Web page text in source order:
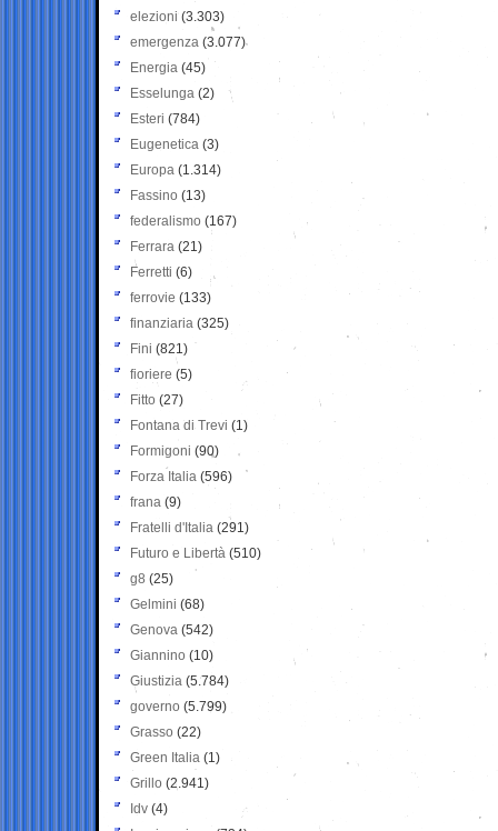
elezioni (3.303)
emergenza (3.077)
Energia (45)
Esselunga (2)
Esteri (784)
Eugenetica (3)
Europa (1.314)
Fassino (13)
federalismo (167)
Ferrara (21)
Ferretti (6)
ferrovie (133)
finanziaria (325)
Fini (821)
fioriere (5)
Fitto (27)
Fontana di Trevi (1)
Formigoni (90)
Forza Italia (596)
frana (9)
Fratelli d'Italia (291)
Futuro e Libertà (510)
g8 (25)
Gelmini (68)
Genova (542)
Giannino (10)
Giustizia (5.784)
governo (5.799)
Grasso (22)
Green Italia (1)
Grillo (2.941)
Idv (4)